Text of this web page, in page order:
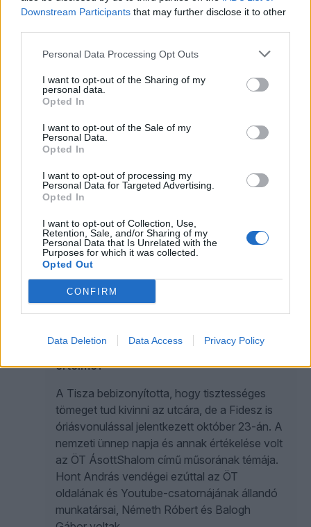
Downstream Participants that may further disclose it to other
Personal Data Processing Opt Outs
I want to opt-out of the Sharing of my
personal data.
Opted In
I want to opt-out of the Sale of my
Personal Data.
Opted In
I want to opt-out of processing my
Personal Data for Targeted Advertising.
Opted In
I want to opt-out of Collection, Use,
Retention, Sale, and/or Sharing of my
Personal Data that Is Unrelated with the
Purposes for which it was collected.
Opted Out
CONFIRM
Data Deletion Data Access Privacy Policy
CSUTAK ZSOLT
Amerika hangja és a kijózanító
kapcsolatáról
délibábos optimizmusra vallott az, hogy a
pesti srácok vezetői, a forradalom ifjú
Nagy Imre bíztak a várható nyugati
segítségben. Részben a Nyugat-
leginkább az ENSZ-csapatok
intervenciójában hittek.
ÖT 1
Ki nyert és ki bőgött le október 23-án?
És van egyáltalán ennek a kérdésnek
értelme?
A Tisza bebizonyította, hogy tisztességes
tömeget tud kivinni az utcára, de a Fidesz is
óriásvonulással jelentkezett október 23-án. A
nemzeti ünnep napja és annak értékelése volt
az ÖT ÁsottShalom című műsorának témája.
Hont András vendégei ezúttal az ÖT
oldalának és Youtube-csatornájának állandó
munkatársai, Németh Róbert és Balogh